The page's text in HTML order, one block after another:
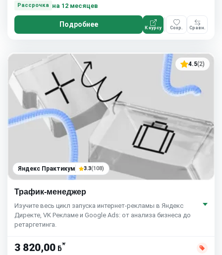
Рассрочка на 12 месяцев
Подробнее К курсу Сохр. Сравн.
4.5(2)
Яндекс Практикум 3.3(108)
Трафик-менеджер
Изучите весь цикл запуска интернет-рекламы в Яндекс
Директе, VK Рекламе и Google Ads: от анализа бизнеса до
ретаргетинга.
3 820,00 ƃ*